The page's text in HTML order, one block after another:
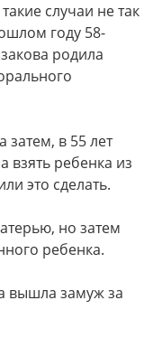
случаи не так
году 58-
родила
в 55 лет
взять ребенка из
это сделать.
но затем
ребенка.
вышла замуж за